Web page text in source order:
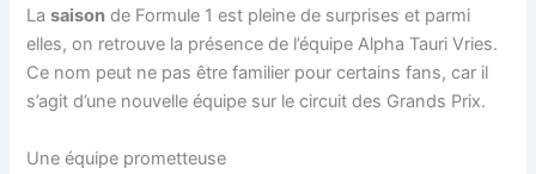
Lasaison de Formule 1 est pleine de surprises et parmi
elles, on retrouve la présence de l’équipe Alpha Tauri Vries.
Ce nom peut ne pas être familier pour certains fans, car il
s’agit d’une nouvelle équipe sur le circuit des Grands Prix.
Une équipe prometteuse